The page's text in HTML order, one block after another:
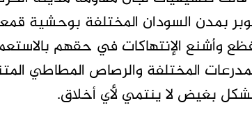
مواكب 25 أكتوبر بمدن السودان المختلفة
وأشنع الإنتهاكات في حقهم
المختلفة والرصاص المطاطي
بغيض لا ينتمي لأي أخلاق.